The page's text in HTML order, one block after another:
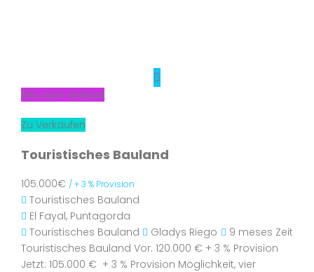
Neu zum Verkauf
Zu Verkaufen
Touristisches Bauland
105.000€ / + 3 % Provision
Touristisches Bauland
El Fayal, Puntagorda
Touristisches Bauland
Gladys Riego
9 meses Zeit
Touristisches Bauland Vor: 120.000 € + 3 % Provision
Jetzt: 105.000 € + 3 % Provision Möglichkeit, vier